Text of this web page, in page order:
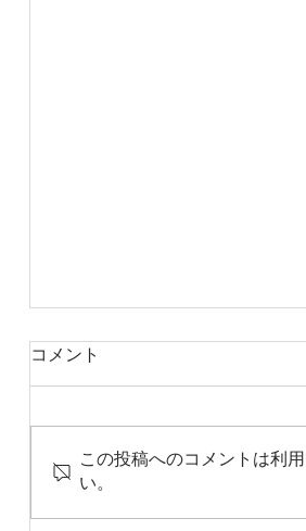
【お願い】朝食時間につき
コメント
この投稿へのコメントは利
い。